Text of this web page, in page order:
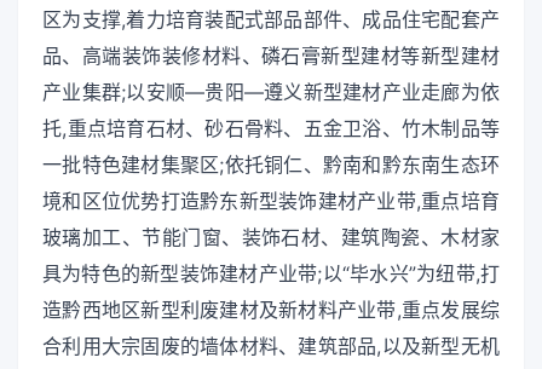
区为支撑,着力培育装配式部品部件、成品住宅配套产
品、高端装饰装修材料、磷石膏新型建材等新型建材
产业集群;以安顺—贵阳—遵义新型建材产业走廊为依
托,重点培育石材、砂石骨料、五金卫浴、竹木制品等
一批特色建材集聚区;依托铜仁、黔南和黔东南生态环
境和区位优势打造黔东新型装饰建材产业带,重点培育
玻璃加工、节能门窗、装饰石材、建筑陶瓷、木材家
具为特色的新型装饰建材产业带;以“毕水兴”为纽带,打
造黔西地区新型利废建材及新材料产业带,重点发展综
合利用大宗固废的墙体材料、建筑部品,以及新型无机